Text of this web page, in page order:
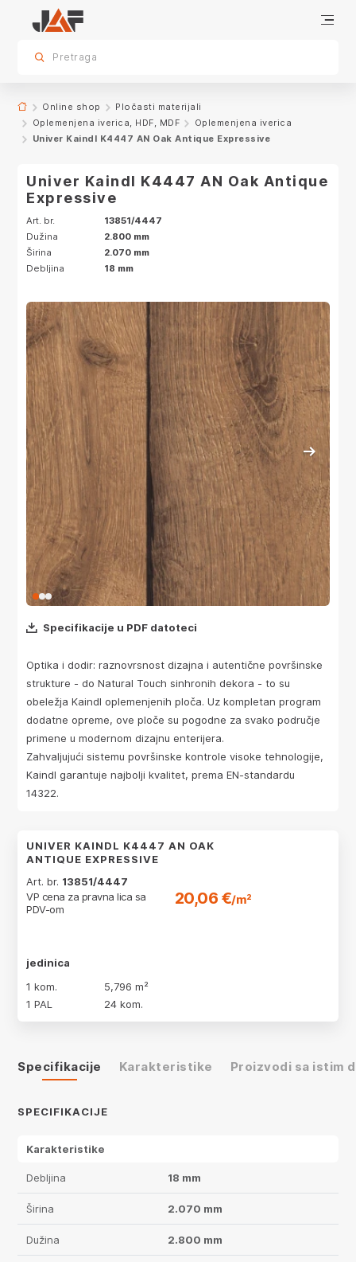
sr.skip-to.main-content
sr.skip-to.table-of-contents
sr.skip-to.main-navigation
Specifikacije
Karakteristike
Pretraga
Online shop
Pločasti materijali
Oplemenjena iverica, HDF, MDF
Oplemenjena iverica
Univer Kaindl K4447 AN Oak Antique Expressive
Univer Kaindl K4447 AN Oak Antique
Expressive
Art. br.
13851/4447
Dužina
2.800 mm
Širina
2.070 mm
Debljina
18 mm
Specifikacije u PDF datoteci
Optika i dodir: raznovrsnost dizajna i autentične površinske
strukture - do Natural Touch sinhronih dekora - to su
obeležja Kaindl oplemenjenih ploča. Uz kompletan program
dodatne opreme, ove ploče su pogodne za svako područje
primene u modernom dizajnu enterijera.
Zahvaljujući sistemu površinske kontrole visoke tehnologije,
Kaindl garantuje najbolji kvalitet, prema EN-standardu
14322.
UNIVER KAINDL K4447 AN OAK
ANTIQUE EXPRESSIVE
Art. br. 13851/4447
VP cena za pravna lica sa
PDV-om
20,06 €/m²
jedinica
1 kom.
5,796 m²
1 PAL
24 kom.
Specifikacije Karakteristike Proizvodi sa istim
SPECIFIKACIJE
Karakteristike
Debljina 18 mm
Širina 2.070 mm
Dužina 2.800 mm